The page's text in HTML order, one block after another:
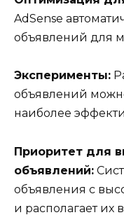
AdSense
объявлений для
Эксперименты:
объявлений
наиболее
Приоритет для
объявлений:
объявления с
и располагает их